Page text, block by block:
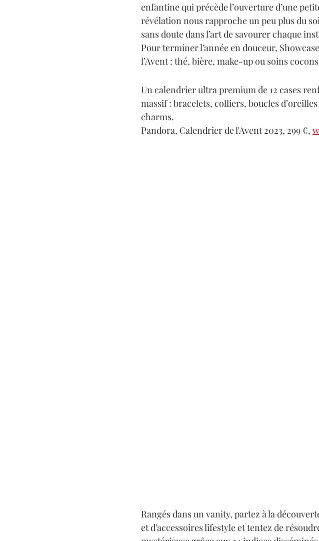
enfantine qui précède l’ouverture d’une
révélation nous rapproche un peu plus du
sans doute dans l’art de savourer chaque
Pour terminer l’année en douceur,
l’Avent : thé, bière, make-up ou soins
Un calendrier ultra premium de 12 cases
massif : bracelets, colliers, boucles
charms.
Pandora, Calendrier de l'Avent 2023, 299 €,
Rangés dans un vanity, partez à la
et d’accessoires lifestyle et tentez de